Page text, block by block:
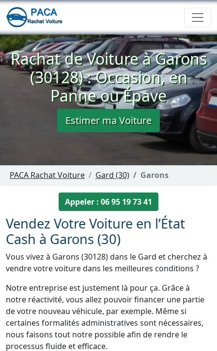
Rachat de Voiture à Garons
(30128) : Occasion, en
Panne ou Épave
Estimer ma Voiture
PACA Rachat Voiture Gard (30) Garons
Appeler : 06 95 19 73 41
Vendez Votre Voiture en l’État
Cash à Garons (30)
Vous vivez à Garons (30128) dans le Gard et cherchez à
vendre votre voiture dans les meilleures conditions ?
Notre entreprise est justement là pour ça. Grâce à
notre réactivité, vous allez pouvoir financer une partie
de votre nouveau véhicule, par exemple. Même si
certaines formalités administratives sont nécessaires,
nous faisons tout notre possible afin de rendre le
processus fluide et efficace.